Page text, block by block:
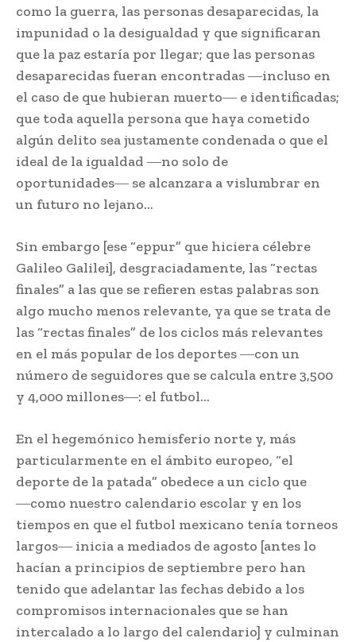
como la guerra, las personas desaparecidas, la
impunidad o la desigualdad y que significaran
que la paz estaría por llegar; que las personas
desaparecidas fueran encontradas ―incluso en
el caso de que hubieran muerto― e identificadas;
que toda aquella persona que haya cometido
algún delito sea justamente condenada o que el
ideal de la igualdad ―no solo de
oportunidades― se alcanzara a vislumbrar en
un futuro no lejano…
Sin embargo [ese “eppur” que hiciera célebre
Galileo Galilei], desgraciadamente, las “rectas
finales” a las que se refieren estas palabras son
algo mucho menos relevante, ya que se trata de
las “rectas finales” de los ciclos más relevantes
en el más popular de los deportes ―con un
número de seguidores que se calcula entre 3,500
y 4,000 millones―: el futbol…
En el hegemónico hemisferio norte y, más
particularmente en el ámbito europeo, “el
deporte de la patada” obedece a un ciclo que
―como nuestro calendario escolar y en los
tiempos en que el futbol mexicano tenía torneos
largos― inicia a mediados de agosto [antes lo
hacían a principios de septiembre pero han
tenido que adelantar las fechas debido a los
compromisos internacionales que se han
intercalado a lo largo del calendario] y culminan